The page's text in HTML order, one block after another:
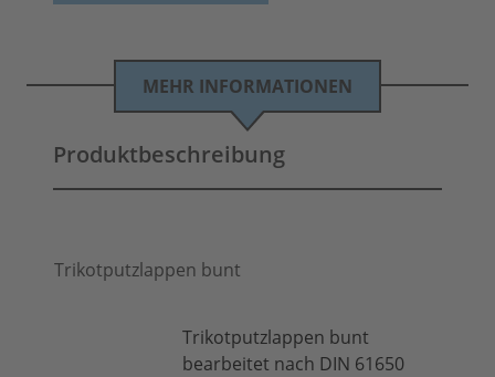
MEHR INFORMATIONEN
Produktbeschreibung
Trikotputzlappen bunt
Trikotputzlappen bunt
bearbeitet nach DIN 61650